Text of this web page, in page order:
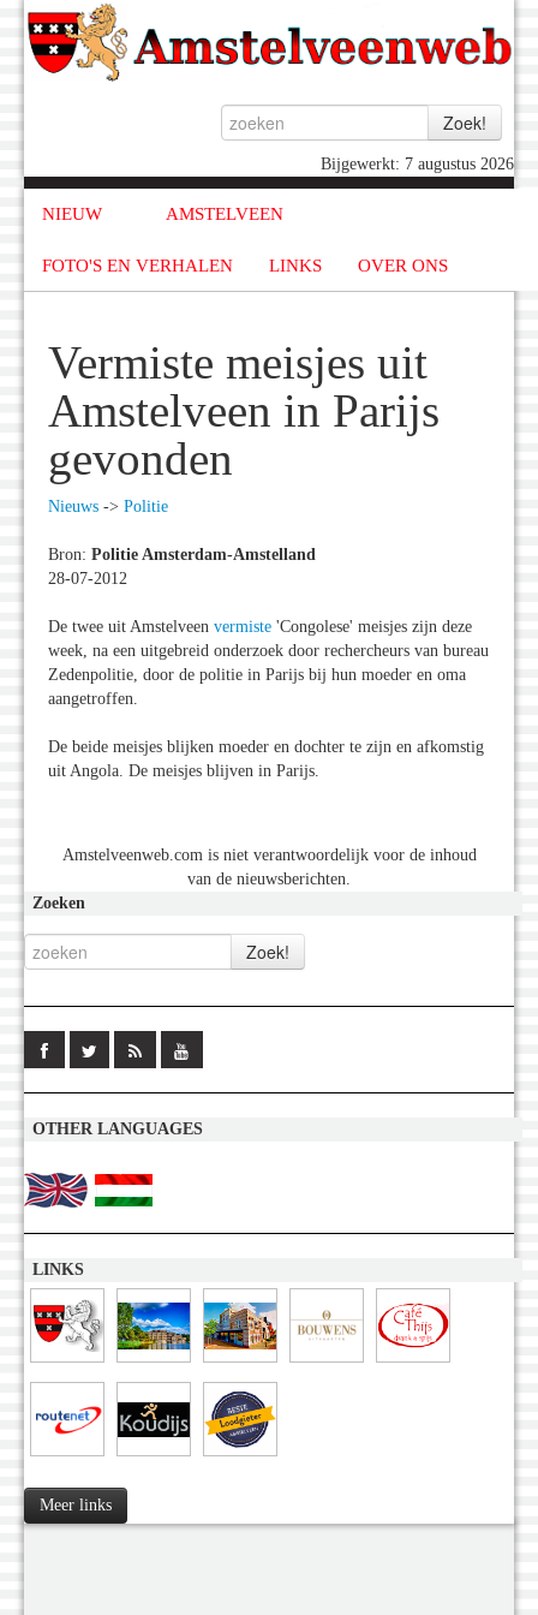
Bijgewerkt: 7 augustus 2026
NIEUW AMSTELVEEN
FOTO'S EN VERHALEN LINKS OVER ONS
Vermiste meisjes uit
Amstelveen in Parijs
gevonden
Nieuws -> Politie
Bron: Politie Amsterdam-Amstelland
28-07-2012
De twee uit Amstelveen vermiste 'Congolese' meisjes zijn deze
week, na een uitgebreid onderzoek door rechercheurs van bureau
Zedenpolitie, door de politie in Parijs bij hun moeder en oma
aangetroffen.
De beide meisjes blijken moeder en dochter te zijn en afkomstig
uit Angola. De meisjes blijven in Parijs.
Amstelveenweb.com is niet verantwoordelijk voor de inhoud
van de nieuwsberichten.
Zoeken
OTHER LANGUAGES
LINKS
Meer links